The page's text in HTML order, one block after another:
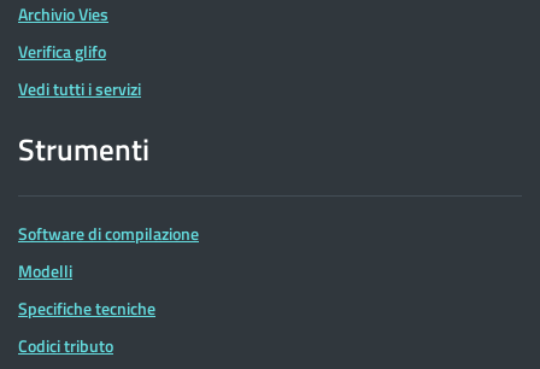
Archivio Vies
Verifica glifo
Vedi tutti i servizi
Strumenti
Software di compilazione
Modelli
Specifiche tecniche
Codici tributo